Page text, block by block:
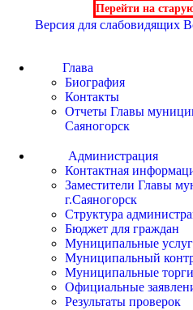
Перейти на
Версия для слабовидящих
Глава
Биография
Контакты
Отчеты Главы
Саяногорск
Администрация
Контактная
Заместители Главы
г.Саяногорск
Структура
Бюджет для граждан
Муниципальные
Муниципальный
Муниципальные
Официальные
Результаты проверок